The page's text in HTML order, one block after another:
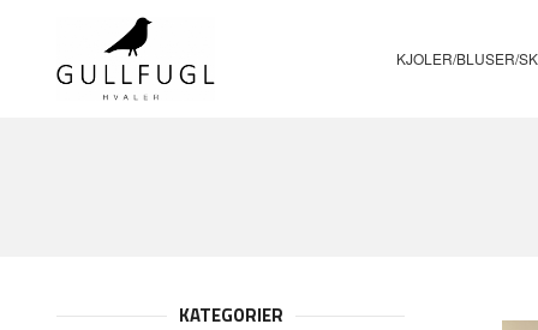
PRODUKTER
KJOLER/BLUSER/
KATEGORIER